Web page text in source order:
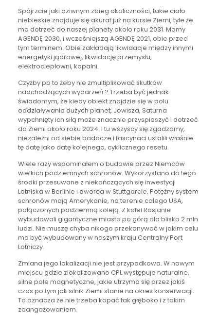
Spójrzcie jaki dziwnym zbieg okoliczności, takie ciało
niebieskie znajduje się akurat już na kursie Ziemi, tyle że
ma dotrzeć do naszej planety około roku 2031. Mamy
AGENDĘ 2030, i wcześniejszą AGENDĘ 2021, obie przed
tym terminem. Obie zakładają likwidacje między innymi
energetyki jądrowej, likwidację przemysłu,
elektrociepłowni, kopalni.
Czyżby po to żeby nie zmultiplikować skutków
nadchodzących wydarzeń ? Trzeba być jednak
świadomym, że kiedy obiekt znajdzie się w polu
oddziaływania dużych planet, Jowisza, Saturna
wypchnięty ich siłą może znacznie przyspieszyć i dotrzeć
do Ziemi około roku 2024. I tu wszyscy się zgadzamy,
niezależni od siebie badacze i fascynaci ustalili właśnie
tę datę jako datę kolejnego, cyklicznego resetu.
Wiele razy wspominałem o budowie przez Niemców
wielkich podziemnych schronów. Wykorzystano do tego
środki przesuwane z niekończących się inwestycji
Lotniska w Berlinie i dworca w Stuttgarcie. Potężny system
schronów mają Amerykanie, na terenie całego USA,
połączonych podziemną koleją. Z kolei Rosjanie
wybudowali gigantyczne miasto po górą dla blisko 2 mln
ludzi. Nie muszę chyba nikogo przekonywać w jakim celu
ma być wybudowany w naszym kraju Centralny Port
Lotniczy.
Zmiana jego lokalizacji nie jest przypadkowa. W nowym
miejscu gdzie zlokalizowano CPL występuje naturalne,
silne pole magnetyczne, jakie utrzyma się przez jakiś
czas po tym jak silnik Ziemi stanie na okres konserwacji.
To oznacza że nie trzeba kopać tak głęboko i z takim
zaangażowaniem.